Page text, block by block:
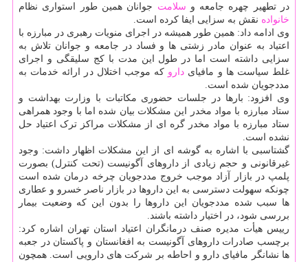
در تطهیر چهره جامعه و سلامت جوانان همین طور استواری نظام
خانواده نقش به سزایی ایفا کرده است.
وی ادامه داد: همین طور همیشه در اجرای منویات رهبری در مبارزه با
اعتیاد به عنوان مادر زشتی ها و فساد در جامعه و جوانان تلاش به
سزایی داشته است اما در طول این مدت با کج سلیقگی و اجرای
غلط سیاست ها و مافیای دارو که موجب اختلال در ارائه خدمات به
مددجویان شده است.
وی افزود: بارها در جلسات حضوری مکاتبات با وزارت بهداشت و
ستاد مبارزه با مواد مخدر این مشکلات بیان شده اما با وجود همراهی
ستاد مبارزه با مواد مخدر گره ای از مشکلات مراکز ترک اعتیاد حل
نشده است.
گشتاسبی با اشاره به گوشه ای از این مشکلات اظهار داشت: وجود
غیرقانونی و حجم زیادی از داروهای آگونیست (تحت کنترل) بصورت
پلمپ در بازار آزاد موجب خروج مددجویان چرخه درمان شده است
چونکه سهولت دسترسی به این داروها در بازار ناصر خسرو و عطاری
ها سبب شده مددجویان این داروها را بدون این که وضعیت بیمار
بررسی شود، در اختیار داشته باشند.
رییس هیأت مدیره صنف درمانگران اعتیاد استان تهران اشاره کرد:
برچسب صادرات داروهای آگونیست به افغانستان و پاکستان در جعبه
ها نشانگر مافیای دارو و احاطه بر شرکت های دارویی است. همچون